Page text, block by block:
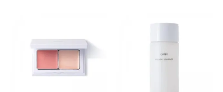
後、適量（直径1cm程度の粒）をと
り、顔全体に少量ずつムラなくのば
します。・オルビス ミスター ベー
スカラー コントローラー ハイカバ
「カラーウェアリング処方」で、う
るおいのあるふっくらとした唇とつ
けたての鮮やかな発色を両立しま
す。マスクオフの瞬間も、ハッと目
してアラを見せず、自然に肌悩みを
なテクスチャーのリキッドコンシー
ラーでのびがよく、凹凸のある目元